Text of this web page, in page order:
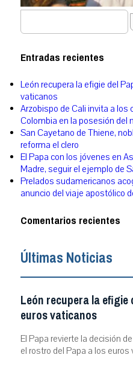
Entradas recientes
León recupera la efigie del
vaticanos
Arzobispo de Cali invita a los
Colombia en la posesión del
San Cayetano de Thiene,
reforma el clero
El Papa con los jóvenes en
Madre, seguir el ejemplo de
Prelados sudamericanos
anuncio del viaje apostólico
Comentarios recientes
Últimas Noticias
León recupera la efigie
euros vaticanos
El Papa revierte la decisión
el rostro del Papa a los